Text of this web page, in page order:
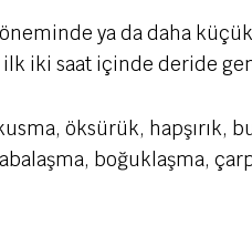
ya da daha
saat içinde deride
öksürük, hapşırık,
boğuklaşma,